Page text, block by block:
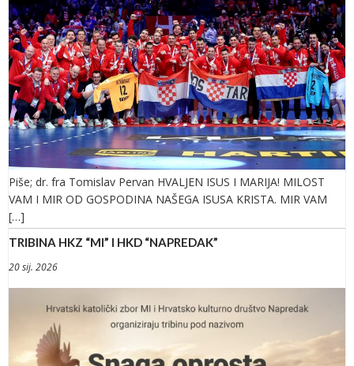
Piše; dr. fra Tomislav Pervan HVALJEN ISUS I MARIJA! MILOST
VAM I MIR OD GOSPODINA NAŠEGA ISUSA KRISTA. MIR VAM
[…]
TRIBINA HKZ “MI” I HKD “NAPREDAK”
20 sij. 2026